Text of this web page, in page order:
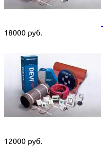
18000 руб.
12000 руб.